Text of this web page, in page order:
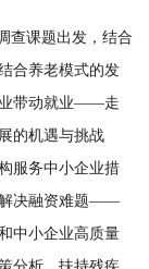
查课题出发，结合
合养老模式的发
业带动就业——走
的机遇与挑战
服务中小企业措
决融资难题——
中小企业高质量